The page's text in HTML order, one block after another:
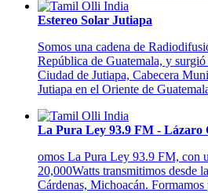
Estereo Solar Jutiapa
Somos una cadena de
República de Guatemala, y
Ciudad de Jutiapa, Cabecera
Jutiapa en el Oriente de
La Pura Ley 93.9 FM - Lázaro
omos La Pura Ley 93.9 FM, con
20,000Watts transmitimos desde
Cárdenas, Michoacán.